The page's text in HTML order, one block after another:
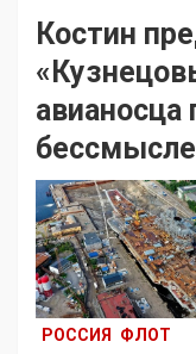
Костин
авианосца
РОССИЯ
ФЛОТ